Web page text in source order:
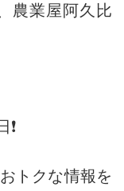
農業屋阿久比
トクな情報を